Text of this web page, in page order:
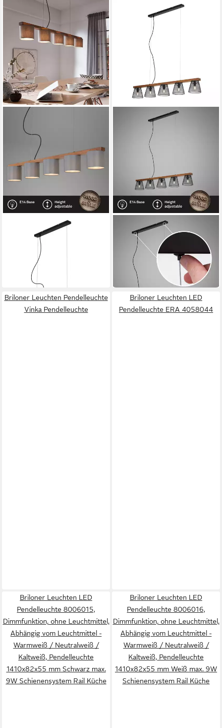
BRILONER LEUCHTEN
LED Pendelleuchte 4075-
UVP
in 3-4 Werktagen bei dir
BRILONER LEUCHTEN
LED Pendelleuchte 4077-055
ab 69,79 € UVP
-70%
in 3-4 Werktagen bei dir
Briloner Leuchten Pendelleuchte
Vinka Pendelleuchte
Briloner Leuchten LED
Pendelleuchte ERA 4058044
Briloner Leuchten LED
Pendelleuchte 8006015,
Dimmfunktion, ohne Leuchtmittel,
Abhängig vom Leuchtmittel -
Warmweiß / Neutralweiß /
Kaltweiß, Pendelleuchte
1410x82x55 mm Schwarz max.
9W Schienensystem Rail Küche
Briloner Leuchten LED
Pendelleuchte 8006016,
Dimmfunktion, ohne Leuchtmittel,
Abhängig vom Leuchtmittel -
Warmweiß / Neutralweiß /
Kaltweiß, Pendelleuchte
1410x82x55 mm Weiß max. 9W
Schienensystem Rail Küche